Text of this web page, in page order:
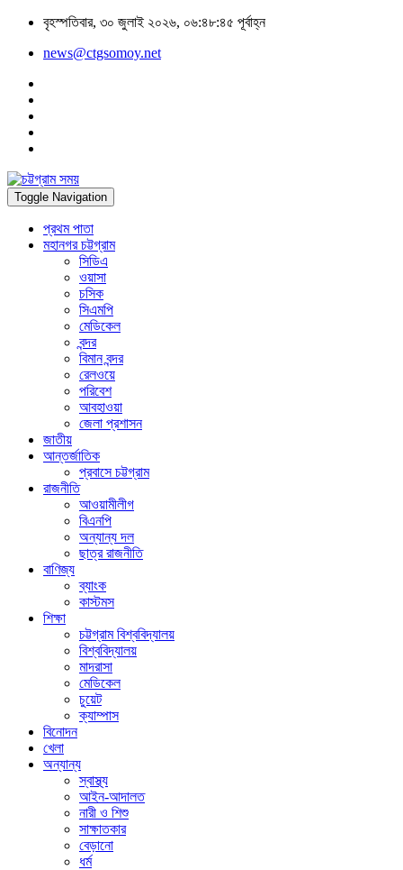
বৃহস্পতিবার, ৩০ জুলাই ২০২৬, ০৬:৪৮:৪৫ পূর্বাহ্ন
news@ctgsomoy.net
Toggle Navigation
প্রথম পাতা
মহানগর চট্টগ্রাম
সিডিএ
ওয়াসা
চসিক
সিএমপি
মেডিকেল
বন্দর
বিমান বন্দর
রেলওয়ে
পরিবেশ
আবহাওয়া
জেলা প্রশাসন
জাতীয়
আন্তর্জাতিক
প্রবাসে চট্টগ্রাম
রাজনীতি
আওয়ামীলীগ
বিএনপি
অন্যান্য দল
ছাত্র রাজনীতি
বাণিজ্য
ব্যাংক
কাস্টমস
শিক্ষা
চট্টগ্রাম বিশ্ববিদ্যালয়
বিশ্ববিদ্যালয়
মাদরাসা
মেডিকেল
চুয়েট
ক্যাম্পাস
বিনোদন
খেলা
অন্যান্য
স্বাস্থ্য
আইন-আদালত
নারী ও শিশু
সাক্ষাতকার
বেড়ানো
ধর্ম